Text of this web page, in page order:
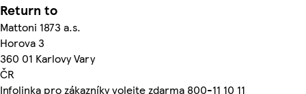
Return to
Mattoni 1873 a.s.
Horova 3
360 01 Karlovy Vary
ČR
Infolinka pro zákazníky volejte zdarma 800-11 10 11